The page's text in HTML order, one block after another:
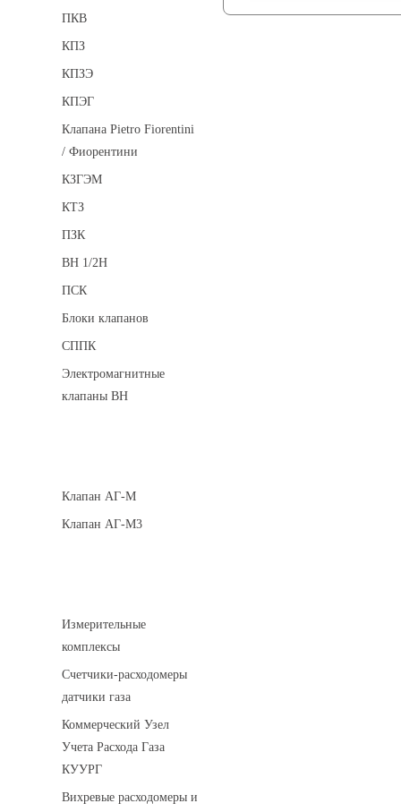
ПКВ
КПЗ
КПЗЭ
КПЭГ
Клапана Pietro Fiorentini
/ Фиорентини
КЗГЭМ
КТЗ
ПЗК
ВН 1/2Н
ПСК
Блоки клапанов
СППК
Электромагнитные
клапаны ВН
Клапан АГ-М
Клапан АГ-М3
Измерительные
комплексы
Счетчики-расходомеры
датчики газа
Коммерческий Узел
Учета Расхода Газа
КУУРГ
Вихревые расходомеры и